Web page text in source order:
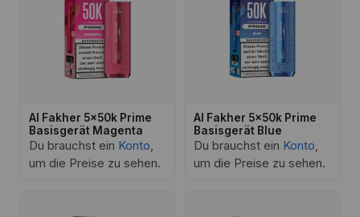
Al Fakher 5x50k Prime
Basisgerät Magenta
Du brauchst ein Konto,
um die Preise zu sehen.
Al Fakher 5x50k Prime
Basisgerät Blue
Du brauchst ein Konto,
um die Preise zu sehen.